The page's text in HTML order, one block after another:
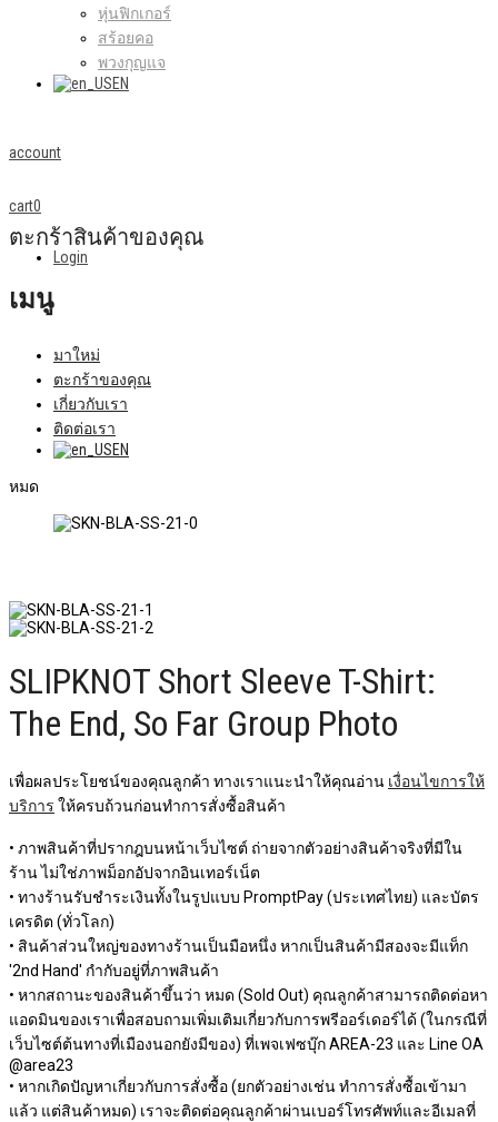
หุ่นฟิกเกอร์
สร้อยคอ
พวงกุญแจ
EN
account
Login
cart0
ตะกร้าสินค้าของคุณ
เมนู
มาใหม่
ตะกร้าของคุณ
เกี่ยวกับเรา
ติดต่อเรา
EN
หมด
SLIPKNOT Short Sleeve T-Shirt:
The End, So Far Group Photo
เพื่อผลประโยชน์ของคุณลูกค้า ทางเราแนะนำให้คุณอ่าน เงื่อนไขการให้
บริการ ให้ครบถ้วนก่อนทำการสั่งซื้อสินค้า
• ภาพสินค้าที่ปรากฎบนหน้าเว็บไซต์ ถ่ายจากตัวอย่างสินค้าจริงที่มีใน
ร้าน ไม่ใช่ภาพม็อกอัปจากอินเทอร์เน็ต
• ทางร้านรับชำระเงินทั้งในรูปแบบ PromptPay (ประเทศไทย) และบัตร
เครดิต (ทั่วโลก)
• สินค้าส่วนใหญ่ของทางร้านเป็นมือหนึ่ง หากเป็นสินค้ามีสองจะมีแท็ก
'2nd Hand' กำกับอยู่ที่ภาพสินค้า
• หากสถานะของสินค้าขึ้นว่า หมด (Sold Out) คุณลูกค้าสามารถติดต่อหา
แอดมินของเราเพื่อสอบถามเพิ่มเติมเกี่ยวกับการพรีออร์เดอร์ได้ (ในกรณีที่
เว็บไซต์ต้นทางที่เมืองนอกยังมีของ) ที่เพจเฟซบุ๊ก AREA-23 และ Line OA
@area23
• หากเกิดปัญหาเกี่ยวกับการสั่งซื้อ (ยกตัวอย่างเช่น ทำการสั่งซื้อเข้ามา
แล้ว แต่สินค้าหมด) เราจะติดต่อคุณลูกค้าผ่านเบอร์โทรศัพท์และอีเมลที่